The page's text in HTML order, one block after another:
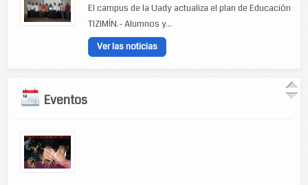
El campus de la Uady actualiza el plan de Educación
TIZIMÍN.- Alumnos y...
Ver las noticias
Eventos